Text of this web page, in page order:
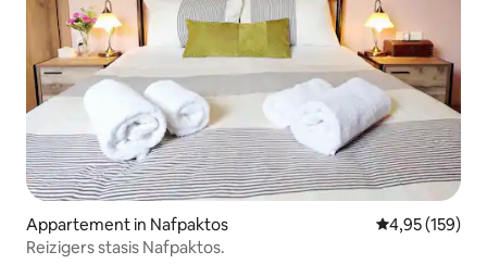
Appartement in Nafpaktos Gemiddelde
4,95 (159)
Reizigers stasis Nafpaktos.